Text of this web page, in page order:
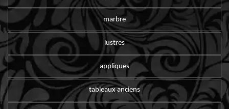
marbre
lustres
appliques
tableaux anciens